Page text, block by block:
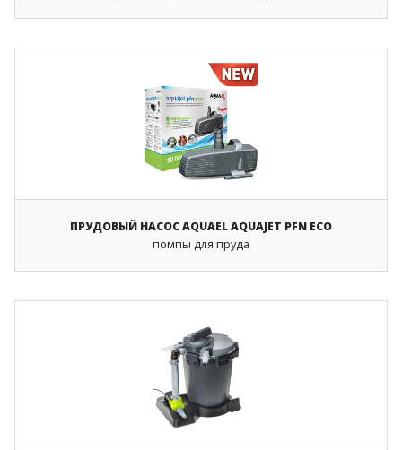
ПРУДОВЫЙ НАСОС AQUAEL AQUAJET PFN ECO
помпы для пруда